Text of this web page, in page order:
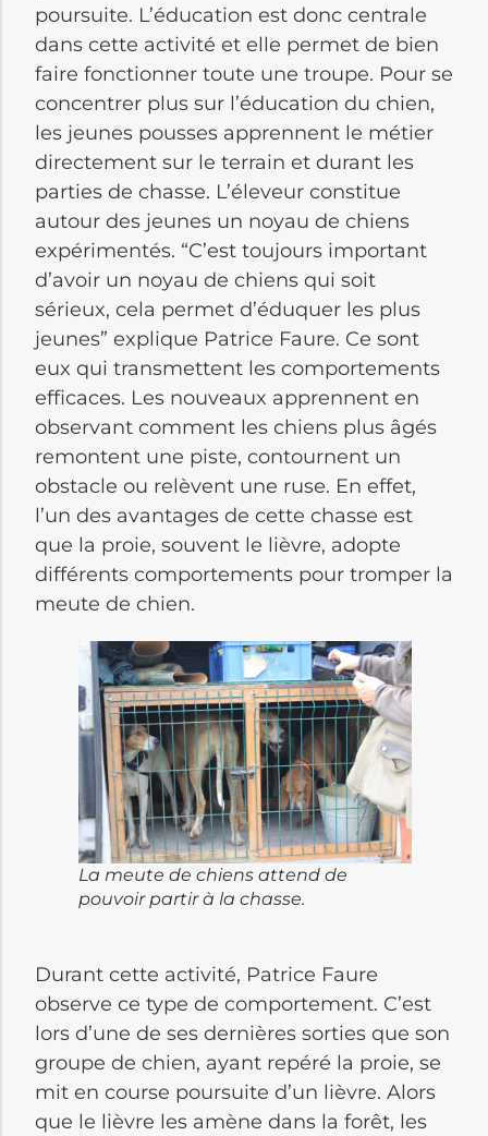
poursuite. L’éducation est donc centrale
dans cette activité et elle permet de bien
faire fonctionner toute une troupe. Pour se
concentrer plus sur l’éducation du chien,
les jeunes pousses apprennent le métier
directement sur le terrain et durant les
parties de chasse. L’éleveur constitue
autour des jeunes un noyau de chiens
expérimentés. “C’est toujours important
d’avoir un noyau de chiens qui soit
sérieux, cela permet d’éduquer les plus
jeunes” explique Patrice Faure. Ce sont
eux qui transmettent les comportements
efficaces. Les nouveaux apprennent en
observant comment les chiens plus âgés
remontent une piste, contournent un
obstacle ou relèvent une ruse. En effet,
l’un des avantages de cette chasse est
que la proie, souvent le lièvre, adopte
différents comportements pour tromper la
meute de chien.
La meute de chiens attend de
pouvoir partir à la chasse.
Durant cette activité, Patrice Faure
observe ce type de comportement. C’est
lors d’une de ses dernières sorties que son
groupe de chien, ayant repéré la proie, se
mit en course poursuite d’un lièvre. Alors
que le lièvre les amène dans la forêt, les